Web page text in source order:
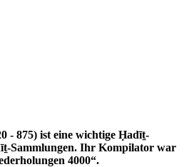
Sammlungen. Ihr Kompilator war
4000“.